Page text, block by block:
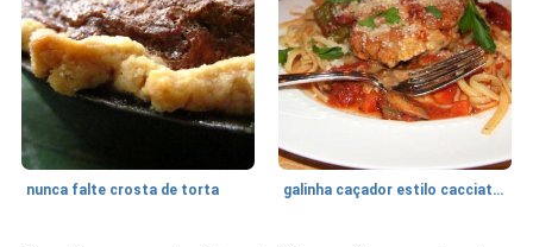
nunca falte crosta de torta galinha caçador estilo cacciatore